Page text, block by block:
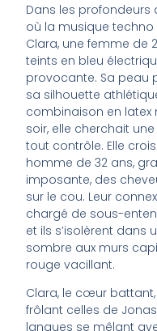
Dans les profondeurs
où la musique
Clara, une femme de
teints en bleu
provocante. Sa peau
sa silhouette
combinaison en latex
soir, elle cherchait
tout contrôle. Elle
homme de 32 ans,
imposante, des
sur le cou. Leur
chargé de sous-
et ils s’isolèrent dans
sombre aux murs
rouge vacillant.
Clara, le cœur
frôlant celles de
langues se mêlant